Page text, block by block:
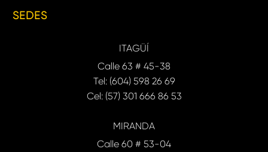
SEDES
ITAGÜÍ
Calle 63 # 45-38
Tel: (604) 598 26 69
Cel: (57) 301 666 86 53
MIRANDA
Calle 60 # 53-04